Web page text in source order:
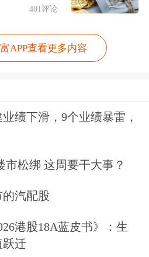
，为客户提供环境管
、特殊物业管理
管理咨询、技术咨询
务等。
要是通过参与政府采
过科学组织、规范管
设备和人员等要素组
级政府、公共物业业
航空公司等客户提供
401评论
APP查看更多内容
绩下滑，9个业绩暴雷，
松绑 这周要干大事？
汽配股
港股18A蓝皮书》：生
跃迁